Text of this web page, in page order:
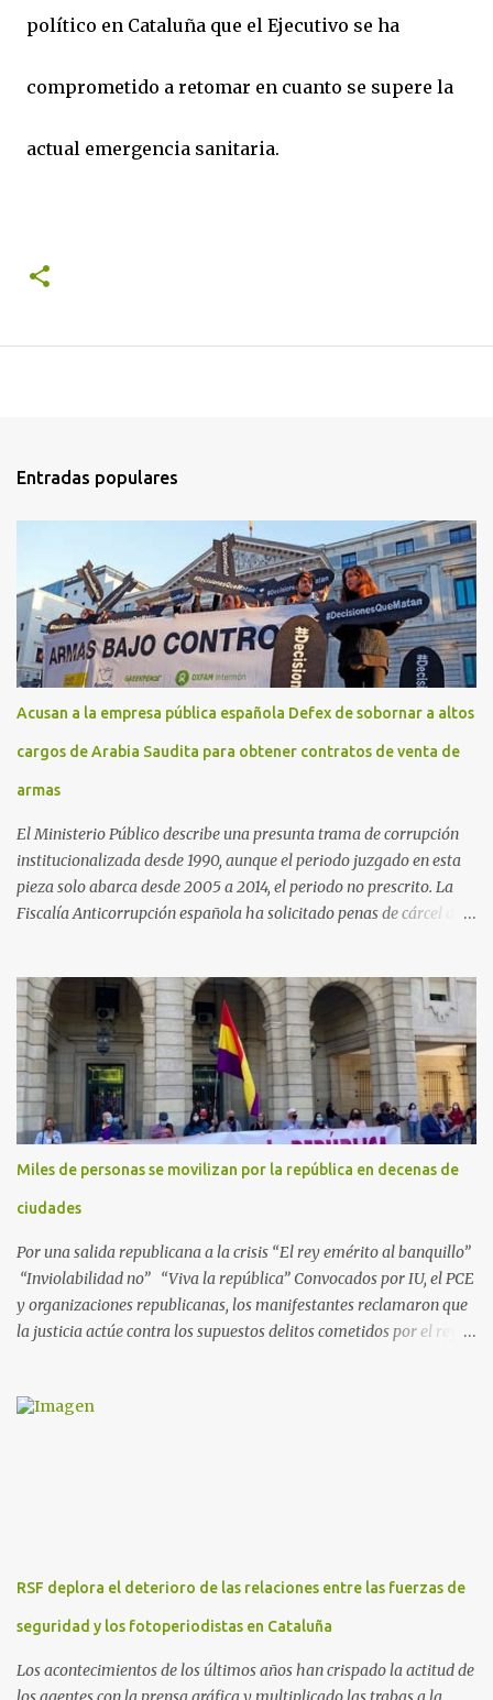
político en Cataluña que el Ejecutivo se ha
comprometido a retomar en cuanto se supere la
actual emergencia sanitaria.
Entradas populares
Acusan a la empresa pública española Defex de sobornar a altos
cargos de Arabia Saudita para obtener contratos de venta de
armas
El Ministerio Público describe una presunta trama de corrupción
institucionalizada desde 1990, aunque el periodo juzgado en esta
pieza solo abarca desde 2005 a 2014, el periodo no prescrito. La
Fiscalía Anticorrupción española ha solicitado penas de cárcel de
Arabia Saudita a través de la empresa pública española Defex,
disuelta. El fiscal Conrado Saiz describe en su escrito de
conclusiones cómo la empresa pública Defex pagó comisiones
ilegales a diversas autoridades del régimen árabe entre 2005 y
2014, para obtener a cambio la materialización de los contratos. El
Ministerio Público lleva a cabo esta acusación en una de las piezas
separadas del llamado 'caso Defex', que investiga once ventas
ejecutadas en este periodo, y atribuye a José Ignacio Encinas
Charro, presidente de la compañía pública hasta 2013, los
Miles de personas se movilizan por la república en decenas de
ciudades
Por una salida republicana a la crisis “El rey emérito al banquillo”
“Inviolabilidad no” “Viva la república” Convocados por IU, el PCE
y organizaciones republicanas, los manifestantes reclamaron que
la justicia actúe contra los supuestos delitos cometidos por el rey
planificó en verano esta convocatoria como reacción a los
anticorrupción de los estados español y helvético ya están
investigando supuestos delitos de «cohecho internacional y
RSF deplora el deterioro de las relaciones entre las fuerzas de
seguridad y los fotoperiodistas en Cataluña
Los acontecimientos de los últimos años han crispado la actitud de